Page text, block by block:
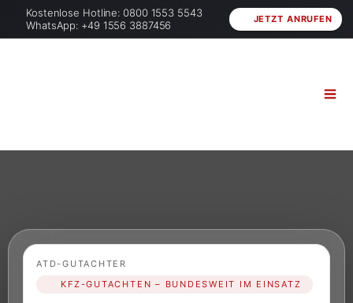
Kostenlose Hotline: 0800 1553 5543
WhatsApp: +49 1556 3887456
JETZT ANRUFEN
ATD-GUTACHTER
KFZ-GUTACHTEN – BUNDESWEIT IM EINSATZ